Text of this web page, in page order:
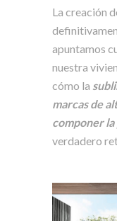
La creación
apuntamos
nuestra
cómo la
marcas de
componer la
verdadero